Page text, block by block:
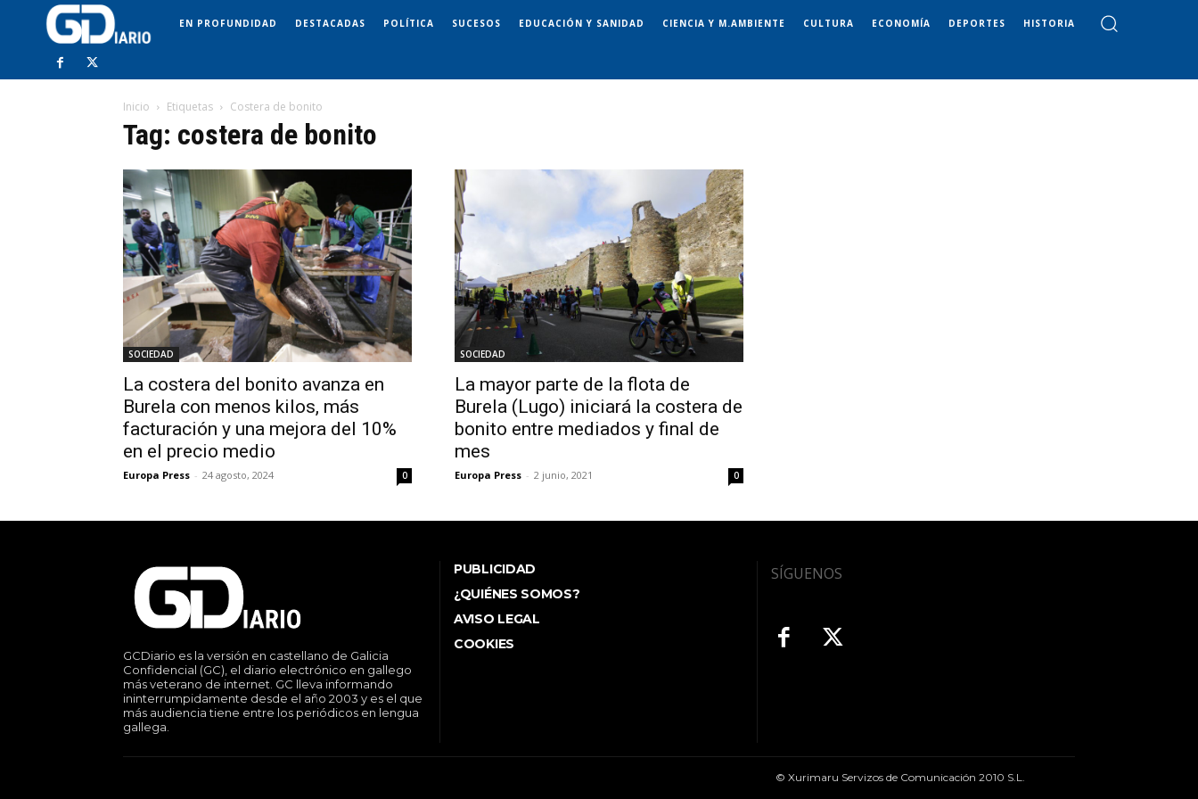
EN PROFUNDIDAD DESTACADAS POLÍTICA SUCESOS EDUCACIÓN Y SANIDAD CIENCIA Y M.AMBIENTE CULTURA ECONOMÍA DEPORTES HISTORIA
Inicio Etiquetas Costera de bonito
Tag: costera de bonito
SOCIEDAD
La costera del bonito avanza en
Burela con menos kilos, más
facturación y una mejora del 10%
en el precio medio
Europa Press - 24 agosto, 2024 0
SOCIEDAD
La mayor parte de la flota de
Burela (Lugo) iniciará la costera de
bonito entre mediados y final de
mes
Europa Press - 2 junio, 2021 0
GCDiario es la versión en castellano de Galicia
Confidencial (GC), el diario electrónico en gallego
más veterano de internet. GC lleva informando
ininterrumpidamente desde el año 2003 y es el que
más audiencia tiene entre los periódicos en lengua
gallega.
PUBLICIDAD
¿QUIÉNES SOMOS?
AVISO LEGAL
COOKIES
SÍGUENOS
© Xurimaru Servizos de Comunicación 2010 S.L.